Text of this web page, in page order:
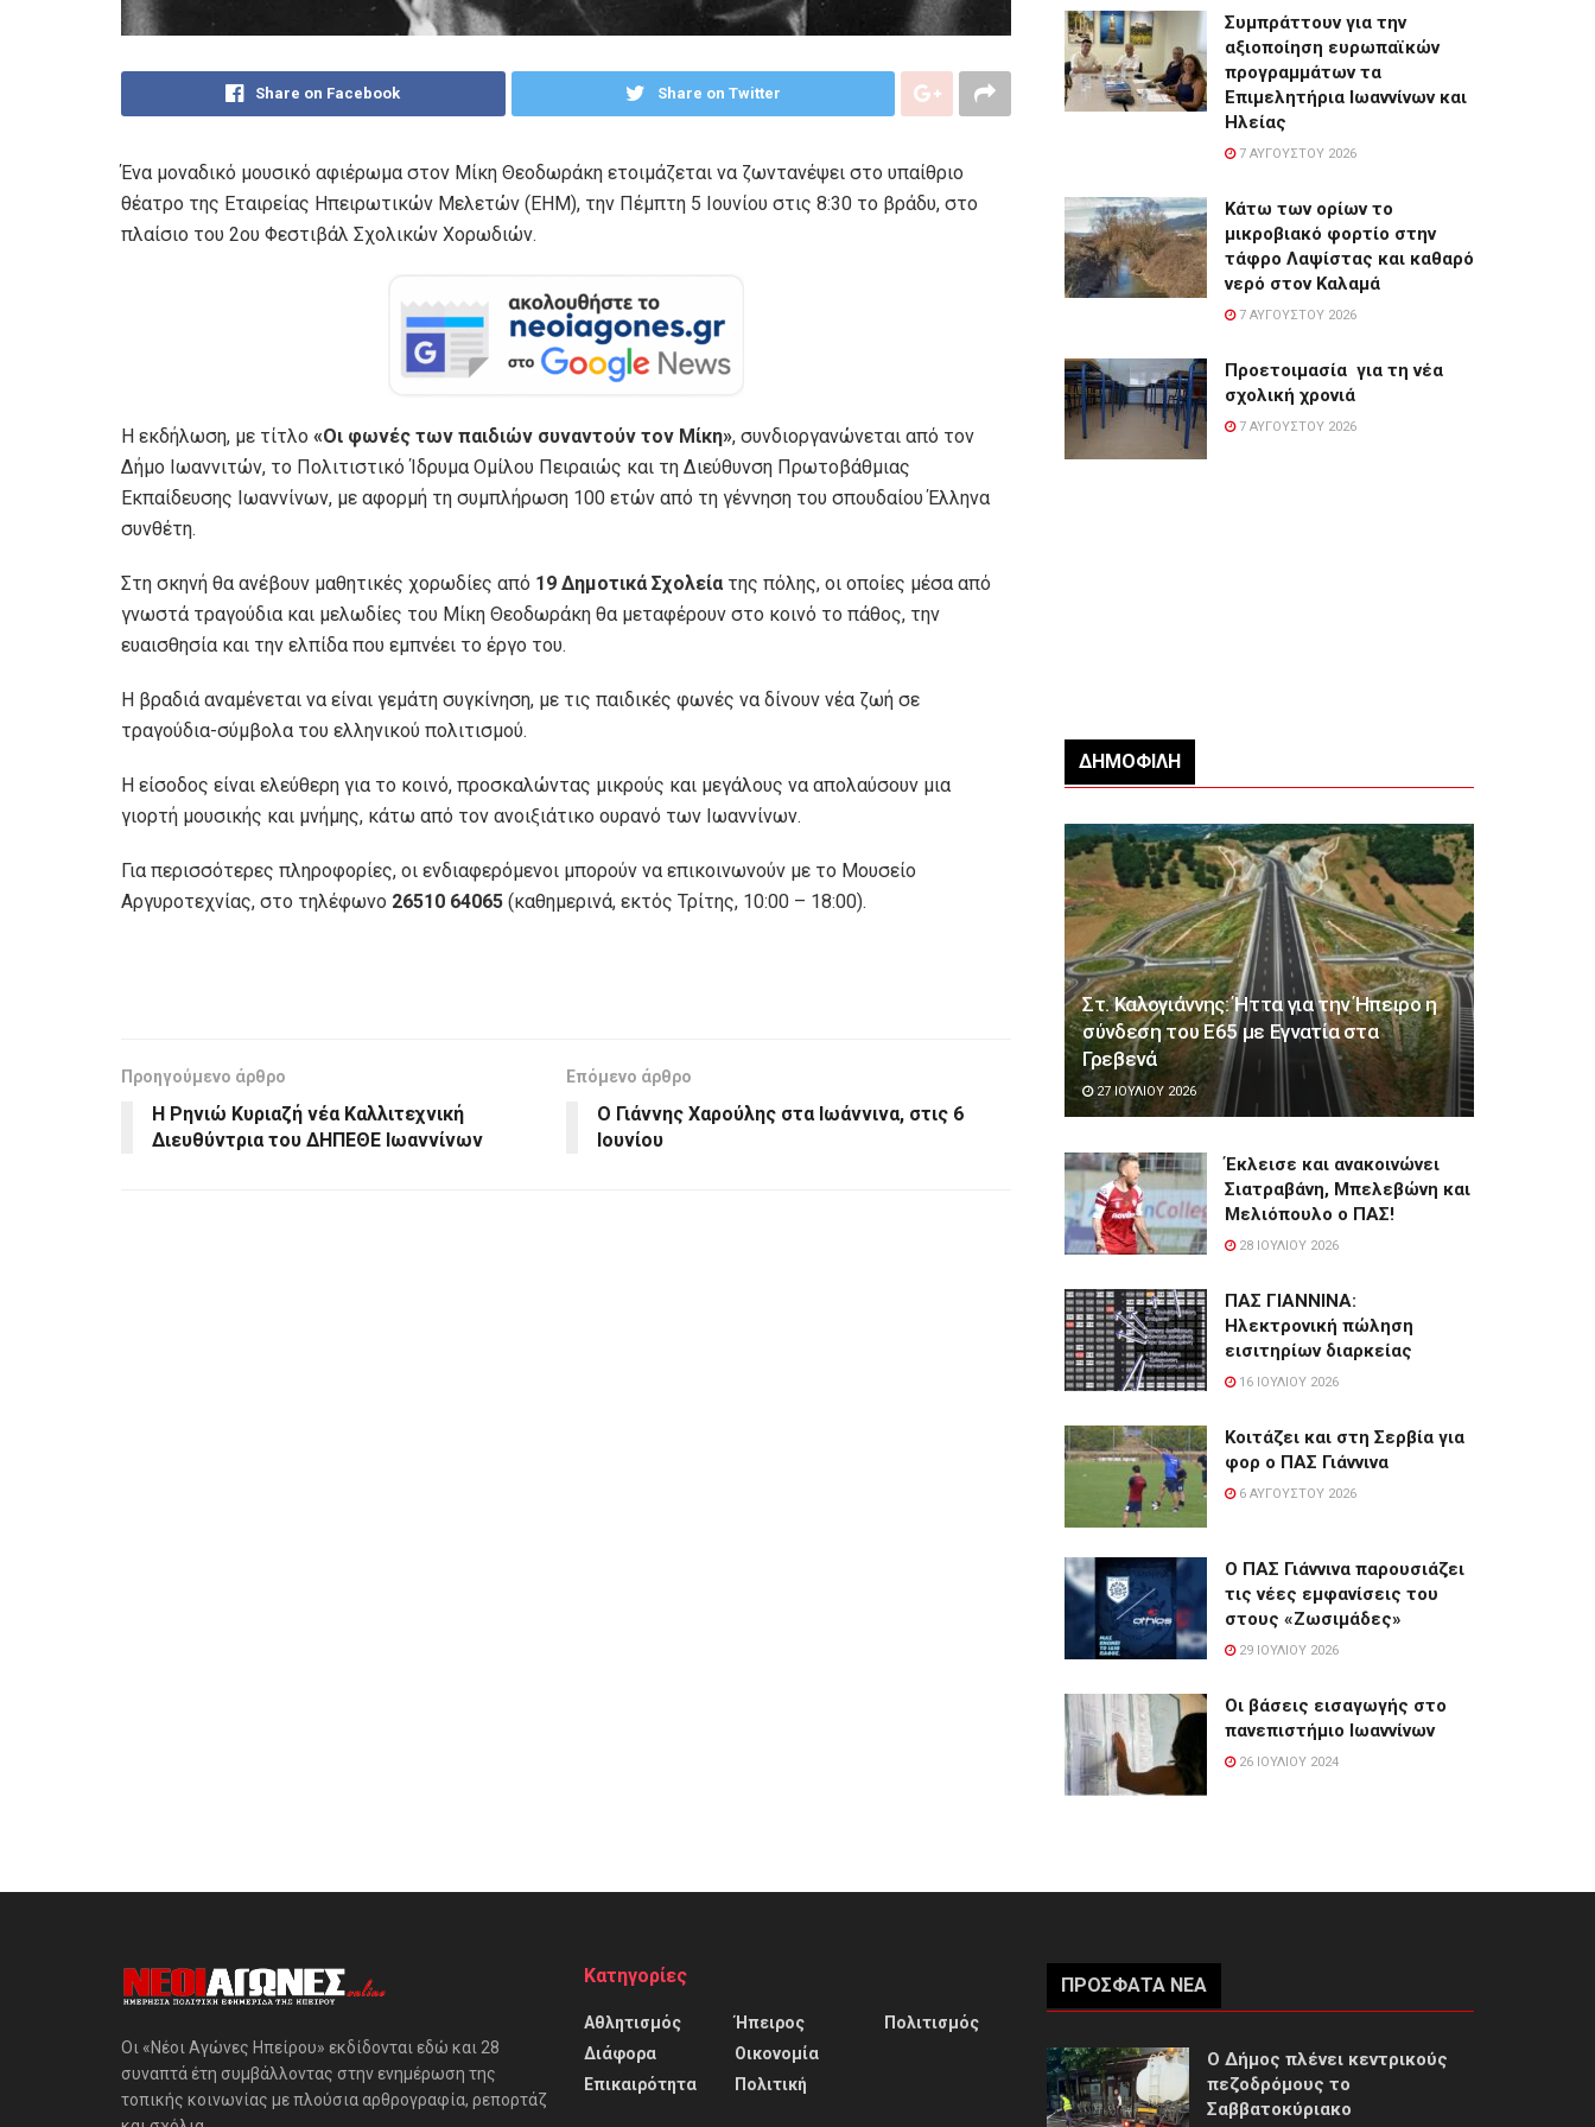
Share on Facebook Share on Twitter
Ένα μοναδικό μουσικό αφιέρωμα στον Μίκη Θεοδωράκη ετοιμάζεται να ζωντανέψει στο υπαίθριο
θέατρο της Εταιρείας Ηπειρωτικών Μελετών (ΕΗΜ), την Πέμπτη 5 Ιουνίου στις 8:30 το βράδυ, στο
πλαίσιο του 2ου Φεστιβάλ Σχολικών Χορωδιών.
Η εκδήλωση, με τίτλο «Οι φωνές των παιδιών συναντούν τον Μίκη», συνδιοργανώνεται από τον
Δήμο Ιωαννιτών, το Πολιτιστικό Ίδρυμα Ομίλου Πειραιώς και τη Διεύθυνση Πρωτοβάθμιας
Εκπαίδευσης Ιωαννίνων, με αφορμή τη συμπλήρωση 100 ετών από τη γέννηση του σπουδαίου Έλληνα
συνθέτη.
Στη σκηνή θα ανέβουν μαθητικές χορωδίες από 19 Δημοτικά Σχολεία της πόλης, οι οποίες μέσα από
γνωστά τραγούδια και μελωδίες του Μίκη Θεοδωράκη θα μεταφέρουν στο κοινό το πάθος, την
ευαισθησία και την ελπίδα που εμπνέει το έργο του.
Η βραδιά αναμένεται να είναι γεμάτη συγκίνηση, με τις παιδικές φωνές να δίνουν νέα ζωή σε
τραγούδια-σύμβολα του ελληνικού πολιτισμού.
Η είσοδος είναι ελεύθερη για το κοινό, προσκαλώντας μικρούς και μεγάλους να απολαύσουν μια
γιορτή μουσικής και μνήμης, κάτω από τον ανοιξιάτικο ουρανό των Ιωαννίνων.
Για περισσότερες πληροφορίες, οι ενδιαφερόμενοι μπορούν να επικοινωνούν με το Μουσείο
Αργυροτεχνίας, στο τηλέφωνο 26510 64065 (καθημερινά, εκτός Τρίτης, 10:00 – 18:00).
Προηγούμενο άρθρο
Η Ρηνιώ Κυριαζή νέα Καλλιτεχνική
Διευθύντρια του ΔΗΠΕΘΕ Ιωαννίνων
Επόμενο άρθρο
Ο Γιάννης Χαρούλης στα Ιωάννινα, στις 6
Ιουνίου
Συμπράττουν για την
αξιοποίηση ευρωπαϊκών
προγραμμάτων τα
Επιμελητήρια Ιωαννίνων και
Ηλείας
7 ΑΥΓΟΎΣΤΟΥ 2026
Κάτω των ορίων το
μικροβιακό φορτίο στην
τάφρο Λαψίστας και καθαρό
νερό στον Καλαμά
7 ΑΥΓΟΎΣΤΟΥ 2026
Προετοιμασία για τη νέα
σχολική χρονιά
7 ΑΥΓΟΎΣΤΟΥ 2026
ΔΗΜΟΦΙΛΉ
Στ. Καλογιάννης: Ήττα για την Ήπειρο η
σύνδεση του Ε65 με Εγνατία στα
Γρεβενά
27 ΙΟΥΛΊΟΥ 2026
Έκλεισε και ανακοινώνει
Σιατραβάνη, Μπελεβώνη και
Μελιόπουλο ο ΠΑΣ!
28 ΙΟΥΛΊΟΥ 2026
ΠΑΣ ΓΙΑΝΝΙΝΑ:
Hλεκτρονική πώληση
εισιτηρίων διαρκείας
16 ΙΟΥΛΊΟΥ 2026
Κοιτάζει και στη Σερβία για
φορ ο ΠΑΣ Γιάννινα
6 ΑΥΓΟΎΣΤΟΥ 2026
Ο ΠΑΣ Γιάννινα παρουσιάζει
τις νέες εμφανίσεις του
στους «Ζωσιμάδες»
29 ΙΟΥΛΊΟΥ 2026
Οι βάσεις εισαγωγής στο
πανεπιστήμιο Ιωαννίνων
26 ΙΟΥΛΊΟΥ 2024
Οι «Νέοι Αγώνες Ηπείρου» εκδίδονται εδώ και 28
συναπτά έτη συμβάλλοντας στην ενημέρωση της
τοπικής κοινωνίας με πλούσια αρθρογραφία, ρεπορτάζ
Κατηγορίες
Αθλητισμός
Διάφορα
Επικαιρότητα
Ήπειρος
Οικονομία
Πολιτική
Πολιτισμός
ΠΡΌΣΦΑΤΑ ΝΈΑ
Ο Δήμος πλένει κεντρικούς
πεζοδρόμους το
Σαββατοκύριακο